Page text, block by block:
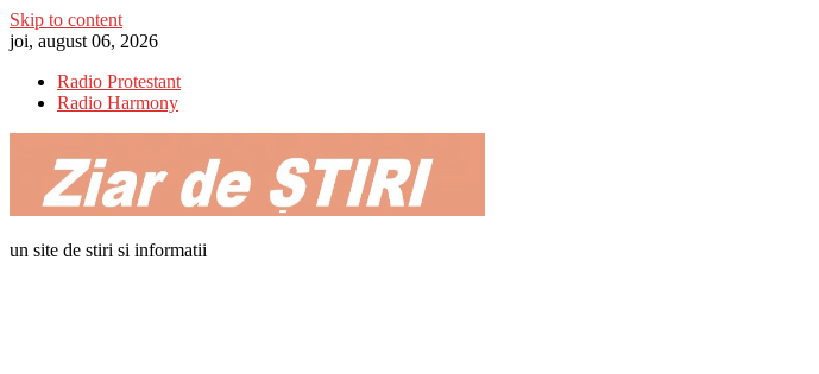
Skip to content
joi, august 06, 2026
Radio Protestant
Radio Harmony
un site de stiri si informatii